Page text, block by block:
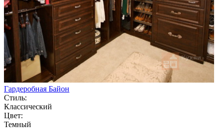
Гардеробная Байон
Стиль:
Классический
Цвет:
Темный